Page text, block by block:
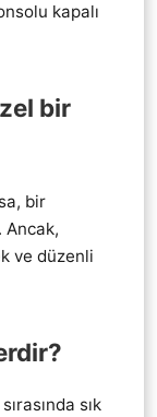
kapalı
bir
bir
Ancak,
ve düzenli
sık